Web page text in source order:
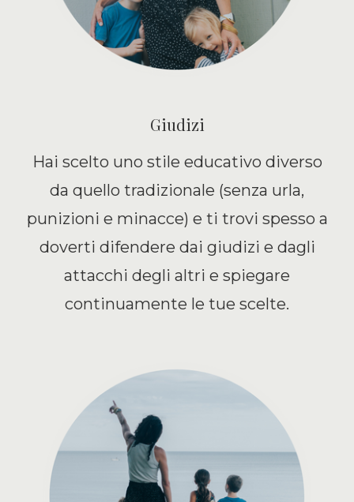
Giudizi
Hai scelto uno stile educativo diverso
da quello tradizionale (senza urla,
punizioni e minacce) e ti trovi spesso a
doverti difendere dai giudizi e dagli
attacchi degli altri e spiegare
continuamente le tue scelte.